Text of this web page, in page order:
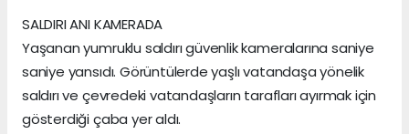
SALDIRI ANI KAMERADA
Yaşanan yumruklu saldırı güvenlik kameralarına saniye
saniye yansıdı. Görüntülerde yaşlı vatandaşa yönelik
saldırı ve çevredeki vatandaşların tarafları ayırmak için
gösterdiği çaba yer aldı.